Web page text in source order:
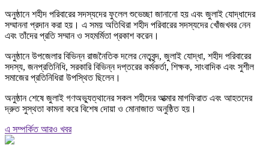
অনুষ্ঠানে শহীদ পরিবারের সদস্যদের ফুলেল শুভেচ্ছা জানানো হয় এবং জুলাই যোদ্ধাদের
সম্মাননা প্রদান করা হয়। এ সময় অতিথিরা শহীদ পরিবারের সদস্যদের খোঁজখবর নেন
এবং তাঁদের প্রতি সম্মান ও সহমর্মিতা প্রকাশ করেন।
অনুষ্ঠানে উপজেলার বিভিন্ন রাজনৈতিক দলের নেতৃবৃন্দ, জুলাই যোদ্ধা, শহীদ পরিবারের
সদস্য, জনপ্রতিনিধি, সরকারি বিভিন্ন দপ্তরের কর্মকর্তা, শিক্ষক, সাংবাদিক এবং সুশীল
সমাজের প্রতিনিধিরা উপস্থিত ছিলেন।
অনুষ্ঠান শেষে জুলাই গণঅভ্যুত্থানের সকল শহীদের আত্মার মাগফিরাত এবং আহতদের
দ্রুত সুস্থতা কামনা করে বিশেষ দোয়া ও মোনাজাত অনুষ্ঠিত হয়।
এ সম্পর্কিত আরও খবর